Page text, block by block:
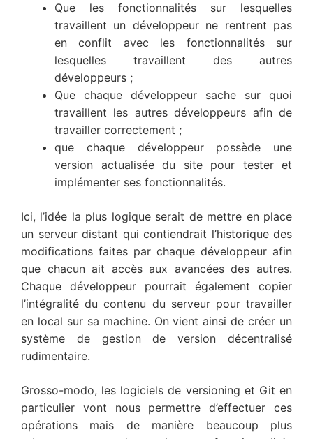
Que les fonctionnalités sur lesquelles
travaillent un développeur ne rentrent pas
en conflit avec les fonctionnalités sur
lesquelles travaillent des autres
développeurs ;
Que chaque développeur sache sur quoi
travaillent les autres développeurs afin de
travailler correctement ;
que chaque développeur possède une
version actualisée du site pour tester et
implémenter ses fonctionnalités.
Ici, l’idée la plus logique serait de mettre en place
un serveur distant qui contiendrait l’historique des
modifications faites par chaque développeur afin
que chacun ait accès aux avancées des autres.
Chaque développeur pourrait également copier
l’intégralité du contenu du serveur pour travailler
en local sur sa machine. On vient ainsi de créer un
système de gestion de version décentralisé
rudimentaire.
Grosso-modo, les logiciels de versioning et Git en
particulier vont nous permettre d’effectuer ces
opérations mais de manière beaucoup plus